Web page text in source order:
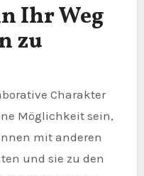
Ihr Weg
zu
Charakter
Möglichkeit sein,
mit anderen
und sie zu den